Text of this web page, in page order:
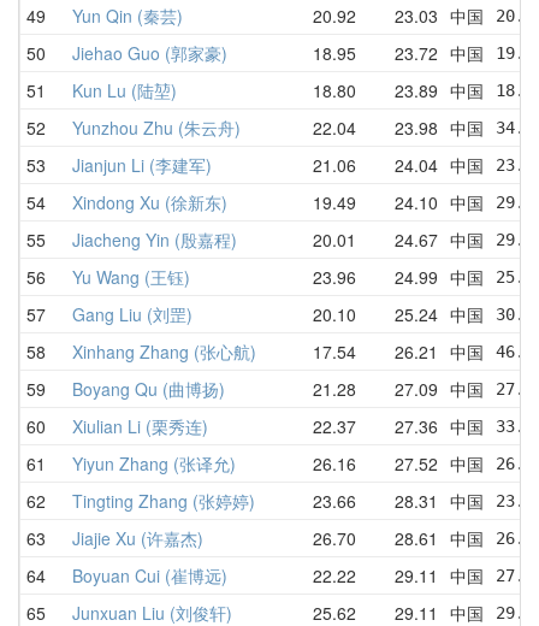
49 Yun Qin (秦芸) 20.92 23.03 中国
50 Jiehao Guo (郭家豪) 18.95 23.72 中国
51 Kun Lu (陆堃) 18.80 23.89 中国
52 Yunzhou Zhu (朱云舟) 22.04 23.98 中国
53 Jianjun Li (李建军) 21.06 24.04 中国
54 Xindong Xu (徐新东) 19.49 24.10 中国
55 Jiacheng Yin (殷嘉程) 20.01 24.67 中国
56 Yu Wang (王钰) 23.96 24.99 中国
57 Gang Liu (刘罡) 20.10 25.24 中国
58 Xinhang Zhang (张心航) 17.54 26.21 中国
59 Boyang Qu (曲博扬) 21.28 27.09 中国
60 Xiulian Li (栗秀连) 22.37 27.36 中国
61 Yiyun Zhang (张译允) 26.16 27.52 中国
62 Tingting Zhang (张婷婷) 23.66 28.31 中国
63 Jiajie Xu (许嘉杰) 26.70 28.61 中国
64 Boyuan Cui (崔博远) 22.22 29.11 中国
65 Junxuan Liu (刘俊轩) 25.62 29.11 中国